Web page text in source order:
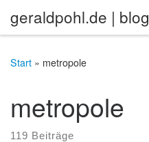
Zum Inhalt springen
geraldpohl.de | blog
Start » metropole
metropole
119 Beiträge